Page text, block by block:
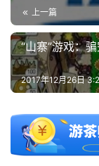
0
2
5
第
十
届
金
茶
上一篇
“山寨”游戏：
2017年12月26日